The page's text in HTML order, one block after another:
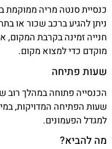
כנסיית סנטה מריה ממוקמת
ניתן להגיע ברכב שכור או
חנייה זמינה בקרבת המקום,
מוקדם כדי למצוא מקום.
שעות פתיחה
הכנסייה פתוחה במהלך רוב
שעות הפתיחה המדויקות,
למגדל הפעמונים.
מה להביא?